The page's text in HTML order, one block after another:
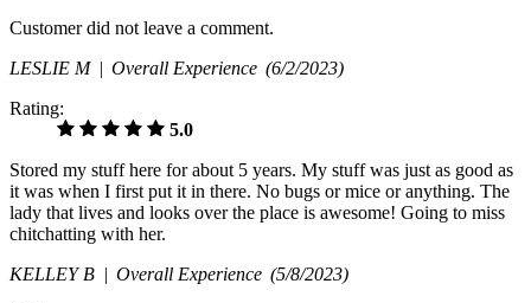
Customer did not leave a comment.
LESLIE M | Overall Experience (6/2/2023)
Rating:
5.0
Stored my stuff here for about 5 years. My stuff was just as good as
it was when I first put it in there. No bugs or mice or anything. The
lady that lives and looks over the place is awesome! Going to miss
chitchatting with her.
KELLEY B | Overall Experience (5/8/2023)